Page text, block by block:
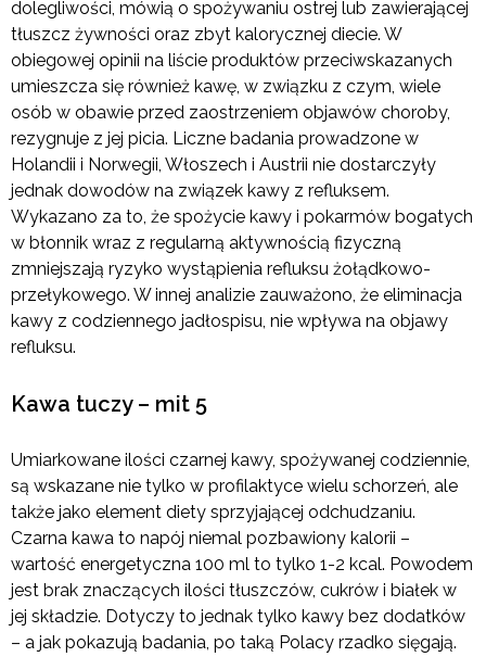
dolegliwości, mówią o spożywaniu ostrej lub zawierającej
tłuszcz żywności oraz zbyt kalorycznej diecie. W
obiegowej opinii na liście produktów przeciwskazanych
umieszcza się również kawę, w związku z czym, wiele
osób w obawie przed zaostrzeniem objawów choroby,
rezygnuje z jej picia. Liczne badania prowadzone w
Holandii i Norwegii, Włoszech i Austrii nie dostarczyły
jednak dowodów na związek kawy z refluksem.
Wykazano za to, że spożycie kawy i pokarmów bogatych
w błonnik wraz z regularną aktywnością fizyczną
zmniejszają ryzyko wystąpienia refluksu żołądkowo-
przełykowego. W innej analizie zauważono, że eliminacja
kawy z codziennego jadłospisu, nie wpływa na objawy
refluksu.
Kawa tuczy – mit 5
Umiarkowane ilości czarnej kawy, spożywanej codziennie,
są wskazane nie tylko w profilaktyce wielu schorzeń, ale
także jako element diety sprzyjającej odchudzaniu.
Czarna kawa to napój niemal pozbawiony kalorii –
wartość energetyczna 100 ml to tylko 1-2 kcal. Powodem
jest brak znaczących ilości tłuszczów, cukrów i białek w
jej składzie. Dotyczy to jednak tylko kawy bez dodatków
– a jak pokazują badania, po taką Polacy rzadko sięgają.